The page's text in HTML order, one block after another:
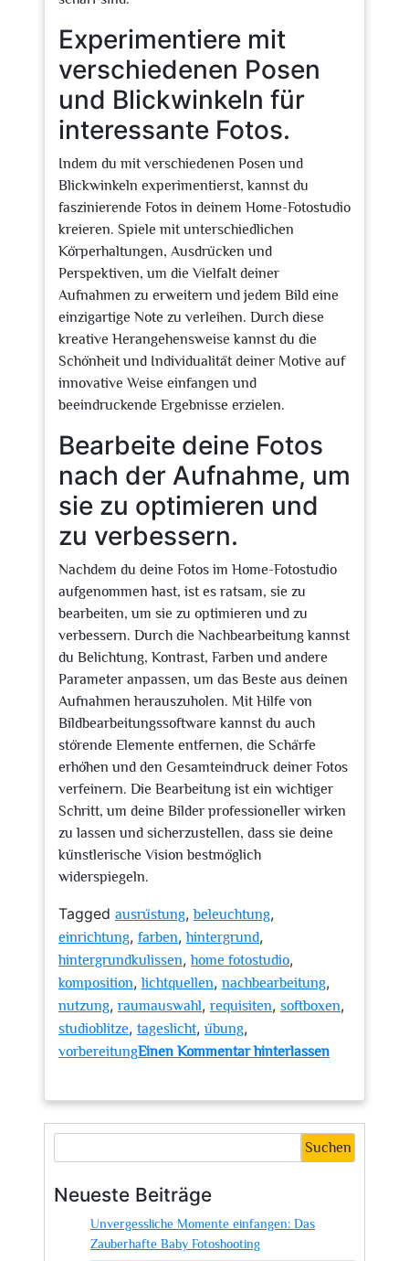
Experimentiere mit
verschiedenen Posen
und Blickwinkeln für
interessante Fotos.
Indem du mit verschiedenen Posen und
Blickwinkeln experimentierst, kannst du
faszinierende Fotos in deinem Home-Fotostudio
kreieren. Spiele mit unterschiedlichen
Körperhaltungen, Ausdrücken und
Perspektiven, um die Vielfalt deiner
Aufnahmen zu erweitern und jedem Bild eine
einzigartige Note zu verleihen. Durch diese
kreative Herangehensweise kannst du die
Schönheit und Individualität deiner Motive auf
innovative Weise einfangen und
beeindruckende Ergebnisse erzielen.
Bearbeite deine Fotos
nach der Aufnahme, um
sie zu optimieren und
zu verbessern.
Nachdem du deine Fotos im Home-Fotostudio
aufgenommen hast, ist es ratsam, sie zu
bearbeiten, um sie zu optimieren und zu
verbessern. Durch die Nachbearbeitung kannst
du Belichtung, Kontrast, Farben und andere
Parameter anpassen, um das Beste aus deinen
Aufnahmen herauszuholen. Mit Hilfe von
Bildbearbeitungssoftware kannst du auch
störende Elemente entfernen, die Schärfe
erhöhen und den Gesamteindruck deiner Fotos
verfeinern. Die Bearbeitung ist ein wichtiger
Schritt, um deine Bilder professioneller wirken
zu lassen und sicherzustellen, dass sie deine
künstlerische Vision bestmöglich
widerspiegeln.
Tagged ausrüstung,beleuchtung,
einrichtung, farben,hintergrund,
hintergrundkulissen,home fotostudio,
komposition,lichtquellen, nachbearbeitung,
nutzung, raumauswahl, requisiten, softboxen,
studioblitze, tageslicht, übung,
vorbereitungEinen Kommentar hinterlassen
Einrichtung
und
Ihres
Home-
Fotostudios
Suchen
Neueste Beiträge
Unvergessliche Momente einfangen: Das
Zauberhafte Baby Fotoshooting